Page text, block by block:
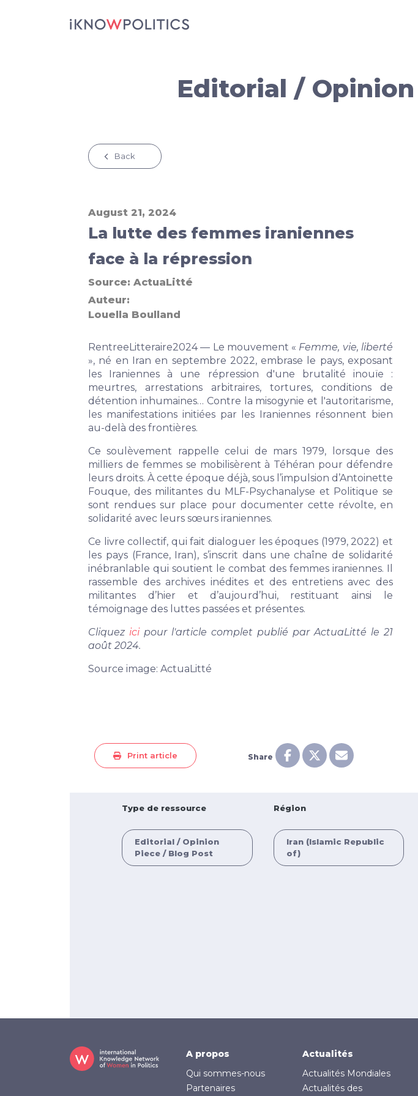
Editorial /
Back
August 21, 2024
La lutte des femmes iraniennes
face à la répression
Source: ActuaLitté
RentreeLitteraire2024 — Le mouvement « Femme, vie, liberté
», né en Iran en septembre 2022, embrase le pays, exposant
les Iraniennes à une répression d'une brutalité inouïe :
meurtres, arrestations arbitraires, tortures, conditions de
détention inhumaines… Contre la misogynie et l'autoritarisme,
les manifestations initiées par les Iraniennes résonnent bien
au-delà des frontières.
Ce soulèvement rappelle celui de mars 1979, lorsque des
milliers de femmes se mobilisèrent à Téhéran pour défendre
leurs droits. À cette époque déjà, sous l’impulsion d’Antoinette
Fouque, des militantes du MLF-Psychanalyse et Politique se
sont rendues sur place pour documenter cette révolte, en
solidarité avec leurs sœurs iraniennes.
Ce livre collectif, qui fait dialoguer les époques (1979, 2022) et
les pays (France, Iran), s’inscrit dans une chaîne de solidarité
inébranlable qui soutient le combat des femmes iraniennes. Il
rassemble des archives inédites et des entretiens avec des
militantes d’hier et d’aujourd’hui, restituant ainsi le
témoignage des luttes passées et présentes.
Cliquez ici pour l'article complet publié par ActuaLitté le 21
août 2024.
Source image: ActuaLitté
Auteur
Louella Boulland
Print article Share
Type de ressource
Editorial / Opinion
Piece / Blog Post
Région
Iran (Islamic Republic
of)
Footer
A propos
Qui sommes-nous
Partenaires
Actualités
Actualités Mondiales
Actualités des